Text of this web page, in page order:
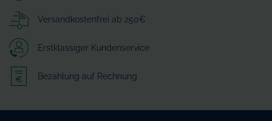
Versandkostenfrei ab 250€
Erstklassiger Kundenservice
Bezahlung auf Rechnung